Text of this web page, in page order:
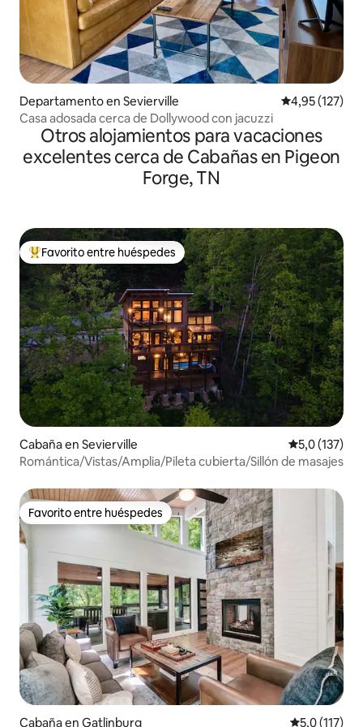
Departamento en Sevierville Calificación
4,95 (127)
Casa adosada cerca de Dollywood con jacuzzi
Otros alojamientos para vacaciones
excelentes cerca de Cabañas en Pigeon
Forge, TN
Favorito entre los huéspedes más destacados
Favorito entre huéspedes
Cabaña en Sevierville Calificación
5,0 (137)
Romántica/Vistas/Amplia/Pileta cubierta/Sillón de masajes
Favorito entre huéspedes
Favorito entre huéspedes
Cabaña en Gatlinburg Calificación
5,0 (117)